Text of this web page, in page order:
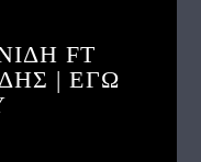
FT
| ΕΓΩ